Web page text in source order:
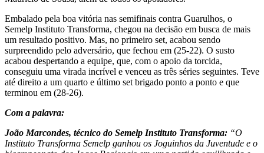
Embalado pela boa vitória nas semifinais contra Guarulhos, o
Semelp Instituto Transforma, chegou na decisão em busca de mais
um resultado positivo. Mas, no primeiro set, acabou sendo
surpreendido pelo adversário, que fechou em (25-22). O susto
acabou despertando a equipe, que, com o apoio da torcida,
conseguiu uma virada incrível e venceu as três séries seguintes. Teve
até direito a um quarto e último set brigado ponto a ponto e que
terminou em (28-26).
Com a palavra:
João Marcondes, técnico do Semelp Instituto Transforma: “O
Instituto Transforma Semelp ganhou os Joguinhos da Juventude e o